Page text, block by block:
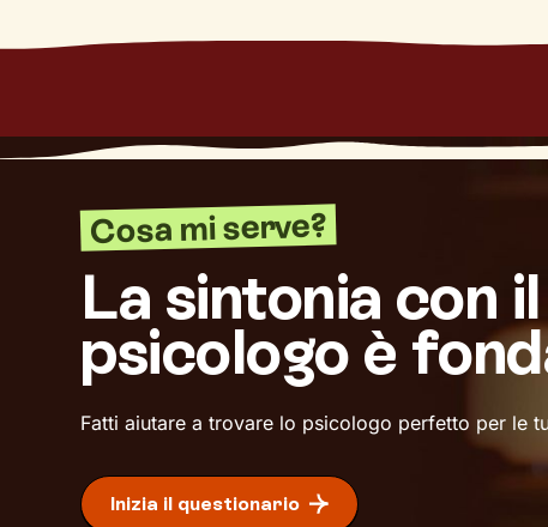
Cosa mi serve?
La sintonia con
psicologo è
Fatti aiutare a trovare lo psicologo perfetto per le
Inizia il questionario